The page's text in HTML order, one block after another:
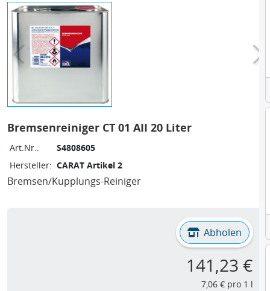
Bremsenreiniger CT 01 AII 20 Liter
Art.Nr.:
S4808605
Hersteller: CARAT Artikel 2
Bremsen/Kupplungs-Reiniger
Abholen
141,23 €
7,06 € pro 1 l